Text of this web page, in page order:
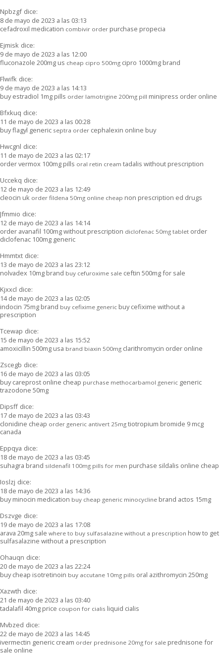
Npbzgf dice:
8 de mayo de 2023 a las 03:13
cefadroxil medication combivir order purchase propecia
Ejmisk dice:
9 de mayo de 2023 a las 12:00
fluconazole 200mg us cheap cipro 500mg cipro 1000mg brand
Flwifk dice:
9 de mayo de 2023 a las 14:13
buy estradiol 1mg pills order lamotrigine 200mg pill minipress order online
Bfxkuq dice:
11 de mayo de 2023 a las 00:28
buy flagyl generic septra order cephalexin online buy
Hwcgnl dice:
11 de mayo de 2023 a las 02:17
order vermox 100mg pills oral retin cream tadalis without prescription
Uccekq dice:
12 de mayo de 2023 a las 12:49
cleocin uk order fildena 50mg online cheap non prescription ed drugs
Jfmmio dice:
12 de mayo de 2023 a las 14:14
order avanafil 100mg without prescription diclofenac 50mg tablet order
diclofenac 100mg generic
Hmmtxt dice:
13 de mayo de 2023 a las 23:12
nolvadex 10mg brand buy cefuroxime sale ceftin 500mg for sale
Kjxxcl dice:
14 de mayo de 2023 a las 02:05
indocin 75mg brand buy cefixime generic buy cefixime without a
prescription
Tcewap dice:
15 de mayo de 2023 a las 15:52
amoxicillin 500mg usa brand biaxin 500mg clarithromycin order online
Zscegb dice:
16 de mayo de 2023 a las 03:05
buy careprost online cheap purchase methocarbamol generic generic
trazodone 50mg
Dipsff dice:
17 de mayo de 2023 a las 03:43
clonidine cheap order generic antivert 25mg tiotropium bromide 9 mcg
canada
Eppqya dice:
18 de mayo de 2023 a las 03:45
suhagra brand sildenafil 100mg pills for men purchase sildalis online cheap
Ioslzj dice:
18 de mayo de 2023 a las 14:36
buy minocin medication buy cheap generic minocycline brand actos 15mg
Dszvge dice:
19 de mayo de 2023 a las 17:08
arava 20mg sale where to buy sulfasalazine without a prescription how to get
sulfasalazine without a prescription
Ohauqn dice:
20 de mayo de 2023 a las 22:24
buy cheap isotretinoin buy accutane 10mg pills oral azithromycin 250mg
Xazwth dice:
21 de mayo de 2023 a las 03:40
tadalafil 40mg price coupon for cialis liquid cialis
Mvbzed dice:
22 de mayo de 2023 a las 14:45
ivermectin generic cream order prednisone 20mg for sale prednisone for
sale online